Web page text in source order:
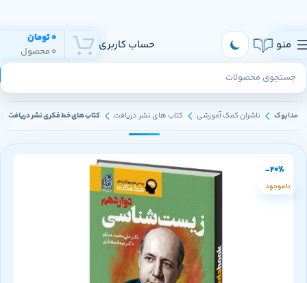
منو حساب کاربری 0 محصول
0تومان
مدابوک ناشران کمک آموزشی کتاب های نشر دریافت کتاب های خط فکری نشر دریافت
-20%
ناموجود